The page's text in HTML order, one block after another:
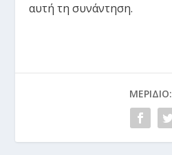
αυτή τη συνάντηση.
ΜΕΡΊΔΙΟ: